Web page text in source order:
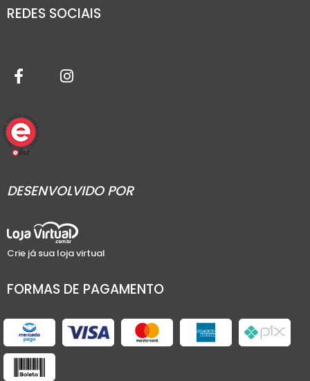
REDES SOCIAIS
DESENVOLVIDO POR
Crie já sua loja virtual
FORMAS DE PAGAMENTO